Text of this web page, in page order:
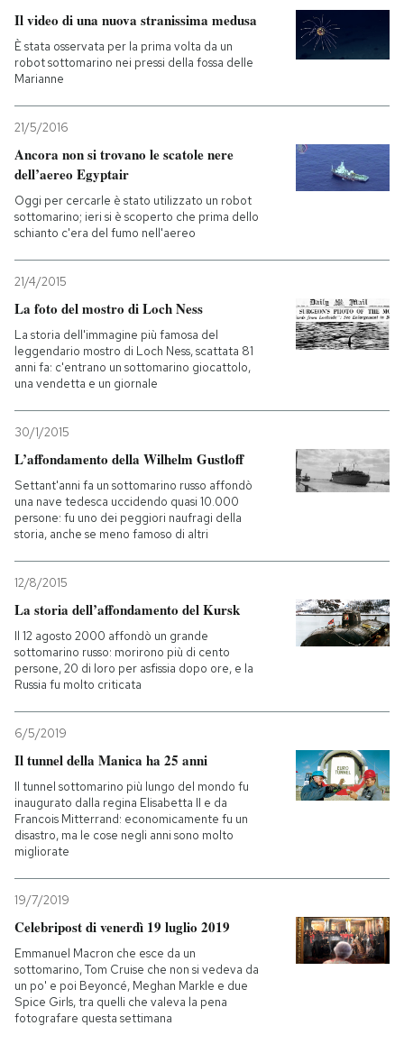
Il video di una nuova stranissima medusa
È stata osservata per la prima volta da un
robot sottomarino nei pressi della fossa delle
Marianne
21/5/2016
Ancora non si trovano le scatole nere
dell’aereo Egyptair
Oggi per cercarle è stato utilizzato un robot
sottomarino; ieri si è scoperto che prima dello
schianto c'era del fumo nell'aereo
21/4/2015
La foto del mostro di Loch Ness
La storia dell'immagine più famosa del
leggendario mostro di Loch Ness, scattata 81
anni fa: c'entrano un sottomarino giocattolo,
una vendetta e un giornale
30/1/2015
L’affondamento della Wilhelm Gustloff
Settant'anni fa un sottomarino russo affondò
una nave tedesca uccidendo quasi 10.000
persone: fu uno dei peggiori naufragi della
storia, anche se meno famoso di altri
12/8/2015
La storia dell’affondamento del Kursk
Il 12 agosto 2000 affondò un grande
sottomarino russo: morirono più di cento
persone, 20 di loro per asfissia dopo ore, e la
Russia fu molto criticata
6/5/2019
Il tunnel della Manica ha 25 anni
Il tunnel sottomarino più lungo del mondo fu
inaugurato dalla regina Elisabetta II e da
Francois Mitterrand: economicamente fu un
disastro, ma le cose negli anni sono molto
migliorate
19/7/2019
Celebripost di venerdì 19 luglio 2019
Emmanuel Macron che esce da un
sottomarino, Tom Cruise che non si vedeva da
un po' e poi Beyoncé, Meghan Markle e due
Spice Girls, tra quelli che valeva la pena
fotografare questa settimana